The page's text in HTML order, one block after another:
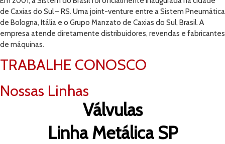
de Caxias do Sul – RS. Uma joint-venture entre a Sistem Pneumática
de Bologna, Itália e o Grupo Manzato de Caxias do Sul, Brasil. A
empresa atende diretamente distribuidores, revendas e fabricantes
de máquinas.
TRABALHE CONOSCO
Nossas Linhas
Válvulas
Linha Metálica SP